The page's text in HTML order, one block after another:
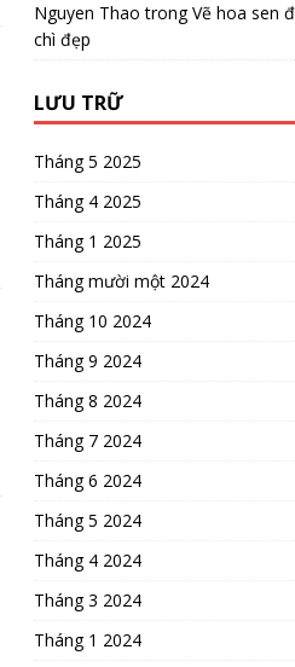
Nguyen Thao trongVẽ hoa sen
chì đẹp
LƯU TRỮ
Tháng 5 2025
Tháng 4 2025
Tháng 1 2025
Tháng mười một 2024
Tháng 10 2024
Tháng 9 2024
Tháng 8 2024
Tháng 7 2024
Tháng 6 2024
Tháng 5 2024
Tháng 4 2024
Tháng 3 2024
Tháng 1 2024